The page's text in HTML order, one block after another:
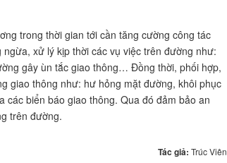
trong thời gian tới cần tăng cường công tác
xử lý kịp thời các vụ việc trên đường như:
gây ùn tắc giao thông… Đồng thời, phối hợp,
giao thông như: hư hỏng mặt đường, khôi phục
biển báo giao thông. Qua đó đảm bảo an
trên đường.
Tác giả: Trúc Viên